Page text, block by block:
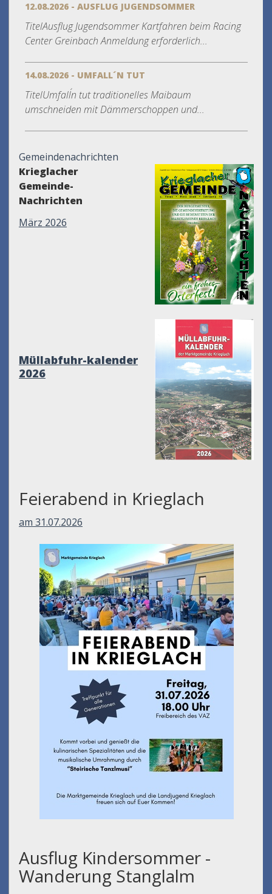
12.08.2026 - AUSFLUG JUGENDSOMMER
TitelAusflug Jugendsommer Kartfahren beim Racing
Center Greinbach Anmeldung erforderlich...
14.08.2026 - UMFALL´N TUT
TitelUmfall´n tut traditionelles Maibaum
umschneiden mit Dämmerschoppen und...
Gemeindenachrichten
Krieglacher
Gemeinde-
Nachrichten
März 2026
Müllabfuhr-kalender
2026
Feierabend in Krieglach
am 31.07.2026
Ausflug Kindersommer -
Wanderung Stanglalm